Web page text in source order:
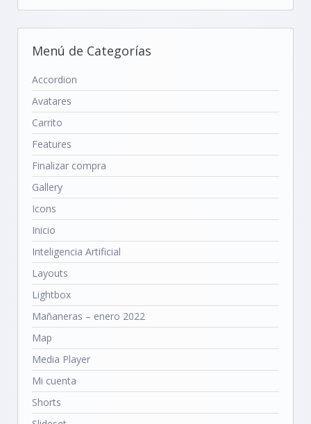
Menú de Categorías
Accordion
Avatares
Carrito
Features
Finalizar compra
Gallery
Icons
Inicio
Inteligencia Artificial
Layouts
Lightbox
Mañaneras – enero 2022
Map
Media Player
Mi cuenta
Shorts